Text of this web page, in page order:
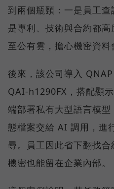
到兩個瓶頸：一是員工
是專利、技術與合約都
至公有雲，擔心機密資料
後來，該公司導入
QAI-h1290FX，搭配顯
端部署私有大型語言模
態檔案交給 AI 調用，進
尋。員工因此省下翻找
機密也能留在企業內部。